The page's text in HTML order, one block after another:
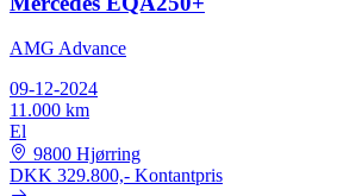
AMG Advance
09-12-2024
11.000 km
El
9800 Hjørring
DKK 329.800,- Kontantpris